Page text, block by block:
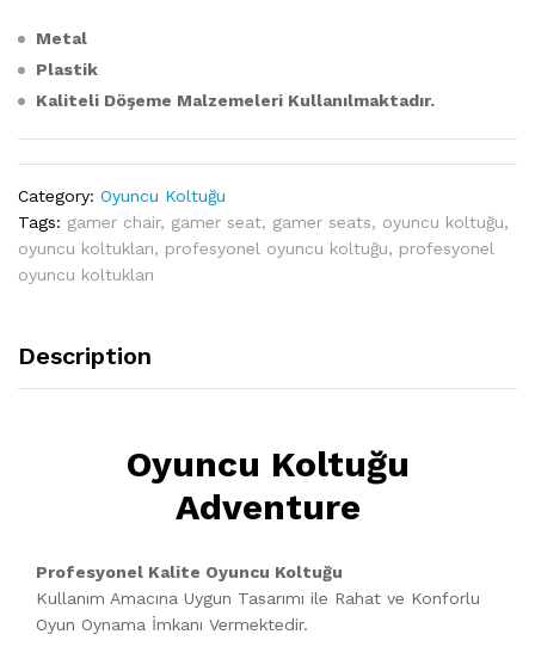
Metal
Plastik
Kaliteli Döşeme Malzemeleri Kullanılmaktadır.
Category: Oyuncu Koltuğu
Tags: gamer chair, gamer seat, gamer seats, oyuncu koltuğu,
oyuncu koltukları, profesyonel oyuncu koltuğu, profesyonel
oyuncu koltukları
Description
Oyuncu Koltuğu
Adventure
Profesyonel Kalite Oyuncu Koltuğu
Kullanım Amacına Uygun Tasarımı ile Rahat ve Konforlu
Oyun Oynama İmkanı Vermektedir.